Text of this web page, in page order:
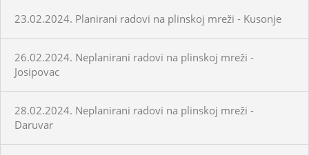
23.02.2024. Planirani radovi na plinskoj mreži - Kusonje
26.02.2024. Neplanirani radovi na plinskoj mreži -
Josipovac
28.02.2024. Neplanirani radovi na plinskoj mreži -
Daruvar